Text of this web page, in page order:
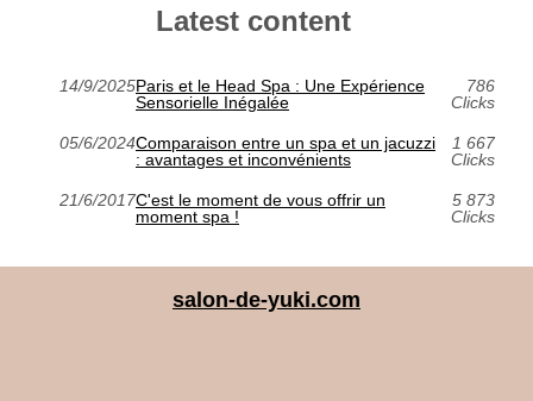
Latest content
14/9/2025Paris et le Head Spa : Une Expérience
Sensorielle Inégalée
786
Clicks
05/6/2024Comparaison entre un spa et un jacuzzi
: avantages et inconvénients
1 667
Clicks
21/6/2017C'est le moment de vous offrir un
moment spa !
5 873
Clicks
salon-de-yuki.com